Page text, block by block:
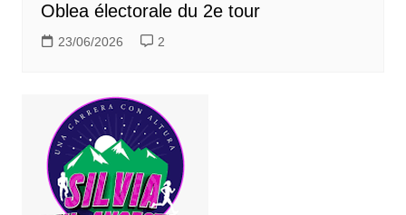
Oblea électorale du 2e tour
23/06/2026 2